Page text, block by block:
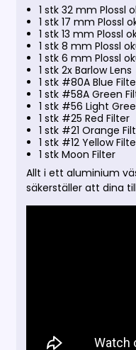
1 stk 32 mm Plossl
1 stk 17 mm Plossl
1 stk 13 mm Plossl
1 stk 8 mm Plossl
1 stk 6 mm Plossl
1 stk 2x Barlow Lens
1 stk #80A Blue
1 stk #58A Green
1 stk #56 Light
1 stk #25 Red Filter
1 stk #21 Orange
1 stk #12 Yellow
1 stk Moon Filter
Allt i ett aluminium
säkerställer att dina